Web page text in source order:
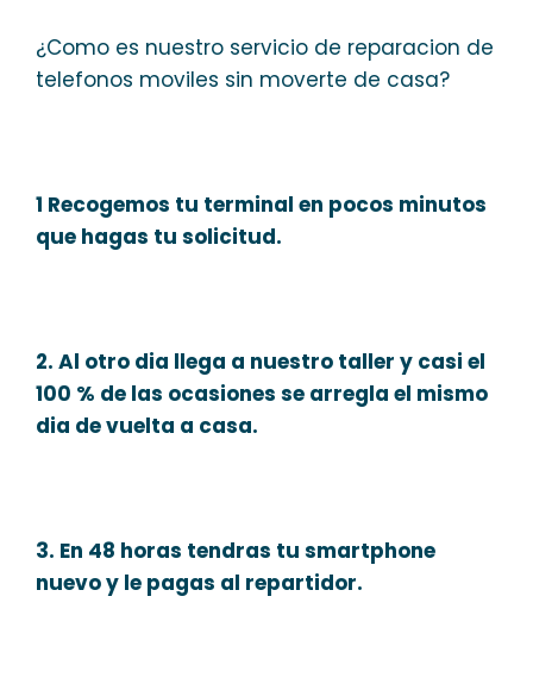
¿Como es nuestro servicio de reparacion de
telefonos moviles sin moverte de casa?
1 Recogemos tu terminal en pocos minutos
que hagas tu solicitud.
2. Al otro dia llega a nuestro taller y casi el
100 % de las ocasiones se arregla el mismo
dia de vuelta a casa.
3. En 48 horas tendras tu smartphone
nuevo y le pagas al repartidor.